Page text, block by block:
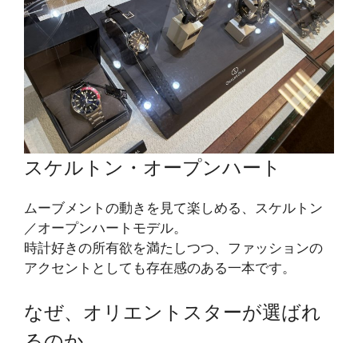
スケルトン・オープンハート
ムーブメントの動きを見て楽しめる、スケルトン
／オープンハートモデル。
時計好きの所有欲を満たしつつ、ファッションの
アクセントとしても存在感のある一本です。
なぜ、オリエントスターが選ばれ